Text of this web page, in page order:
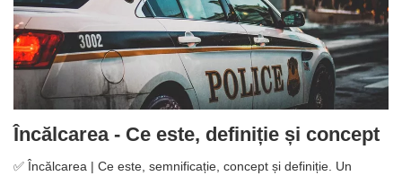
Încălcarea - Ce este, definiție și concept
✅ Încălcarea | Ce este, semnificație, concept și definiție. Un